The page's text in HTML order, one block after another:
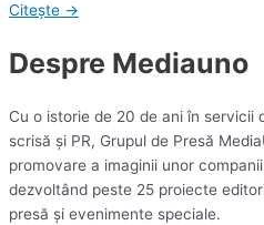
Citește →
Despre Mediauno
Cu o istorie de 20 de ani în servicii
scrisă și PR, Grupul de Presă
promovare a imaginii unor
dezvoltând peste 25 proiecte
presă și evenimente speciale.